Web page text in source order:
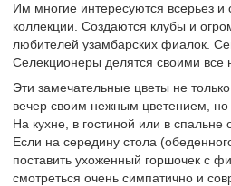
Им многие интересуются всерьез
коллекции. Создаются клубы и
любителей узамбарских фиалок.
Селекционеры делятся своими все
Эти замечательные цветы не
вечер своим нежным цветением, но
На кухне, в гостиной или в спальне
Если на середину стола
поставить ухоженный горшочек с
смотреться очень симпатично и